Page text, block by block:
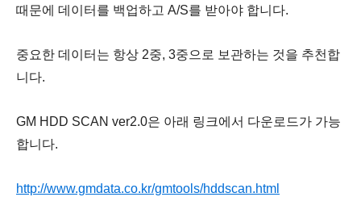
때문에 데이터를 백업하고 A/S를 받아야 합니다.
중요한 데이터는 항상 2중, 3중으로 보관하는 것을 추천합
니다.
GM HDD SCAN ver2.0은 아래 링크에서 다운로드가 가능
합니다.
http://www.gmdata.co.kr/gmtools/hddscan.html